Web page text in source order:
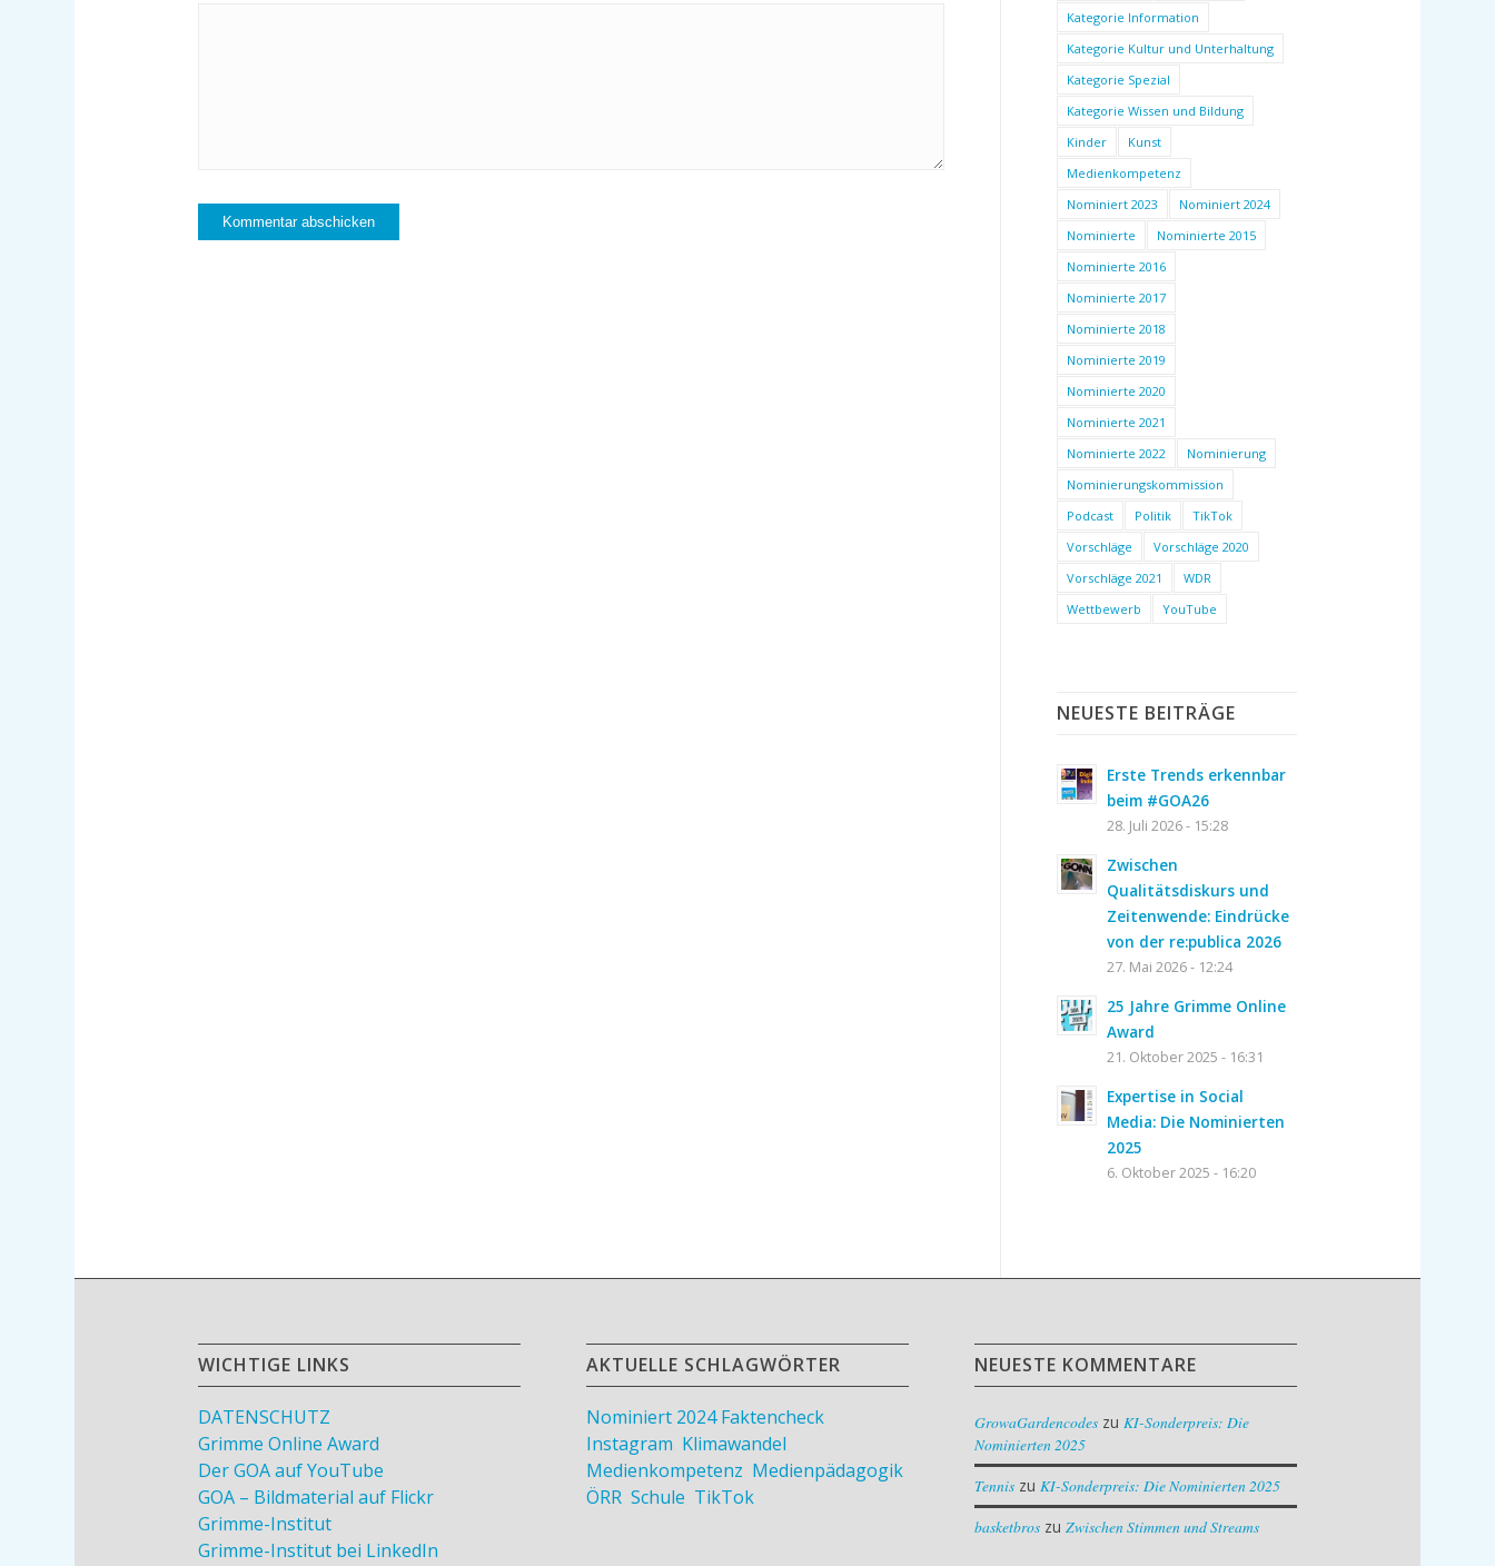
Kategorie Information
Kategorie Kultur und Unterhaltung
Kategorie Spezial
Kategorie Wissen und Bildung
Kinder
Kunst
Medienkompetenz
Nominiert 2023
Nominiert 2024
Nominierte
Nominierte 2015
Nominierte 2016
Nominierte 2017
Nominierte 2018
Nominierte 2019
Nominierte 2020
Nominierte 2021
Nominierte 2022
Nominierung
Nominierungskommission
Podcast
Politik
TikTok
Vorschläge
Vorschläge 2020
Vorschläge 2021
WDR
Wettbewerb
YouTube
NEUESTE BEITRÄGE
Erste Trends erkennbar
beim #GOA26
28. Juli 2026 - 15:28
Zwischen
Qualitätsdiskurs und
Zeitenwende: Eindrücke
von der re:publica 2026
27. Mai 2026 - 12:24
25 Jahre Grimme Online
Award
21. Oktober 2025 - 16:31
Expertise in Social
Media: Die Nominierten
2025
6. Oktober 2025 - 16:20
WICHTIGE LINKS
DATENSCHUTZ
Grimme Online Award
Der GOA auf YouTube
GOA – Bildmaterial auf Flickr
Grimme-Institut
Grimme-Institut bei LinkedIn
AKTUELLE SCHLAGWÖRTER
Nominiert 2024 Faktencheck,
Instagram Klimawandel
Medienkompetenz Medienpädagogik,
ÖRR, Schule TikTok
NEUESTE KOMMENTARE
GrowaGardencodes zuKI-Sonderpreis: Die
Nominierten 2025
Tennis zuKI-Sonderpreis: Die Nominierten 2025
basketbros zuZwischen Stimmen und Streams